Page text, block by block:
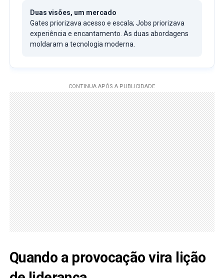
Duas visões, um mercado
Gates priorizava acesso e escala; Jobs priorizava
experiência e encantamento. As duas abordagens
moldaram a tecnologia moderna.
Quando a provocação vira lição